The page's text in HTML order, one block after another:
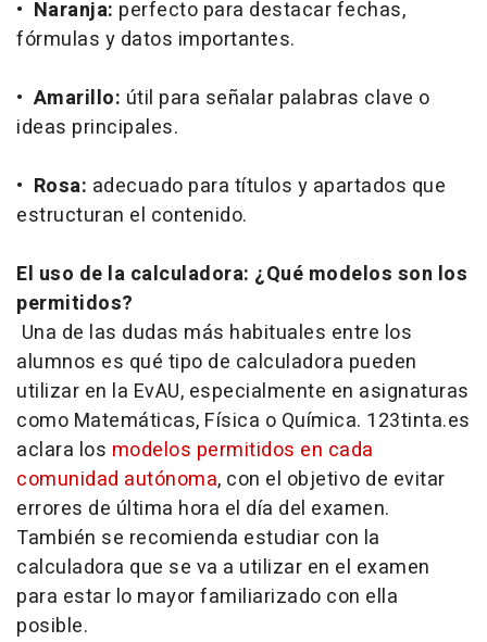
• Naranja: perfecto para destacar fechas,
fórmulas y datos importantes.
• Amarillo: útil para señalar palabras clave o
ideas principales.
• Rosa: adecuado para títulos y apartados que
estructuran el contenido.
El uso de la calculadora: ¿Qué modelos son los
permitidos?
Una de las dudas más habituales entre los
alumnos es qué tipo de calculadora pueden
utilizar en la EvAU, especialmente en asignaturas
como Matemáticas, Física o Química. 123tinta.es
aclara los modelos permitidos en cada
comunidad autónoma, con el objetivo de evitar
errores de última hora el día del examen.
También se recomienda estudiar con la
calculadora que se va a utilizar en el examen
para estar lo mayor familiarizado con ella
posible.